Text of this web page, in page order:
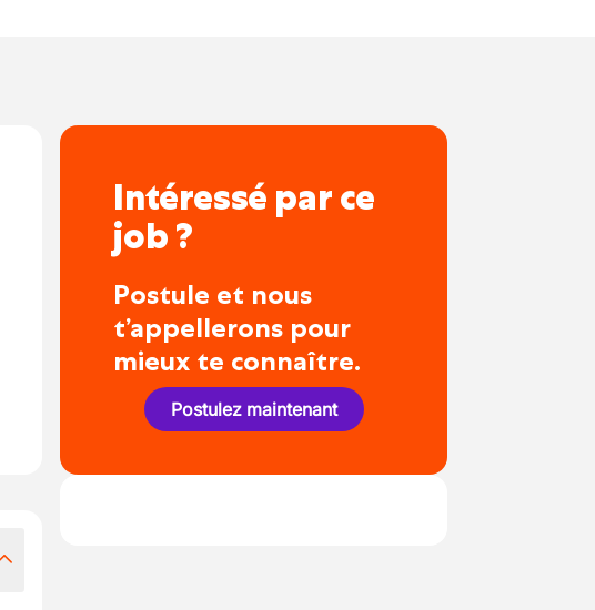
Intéressé par ce
job ?
Postule et nous
t’appellerons pour
mieux te connaître.
Postulez maintenant